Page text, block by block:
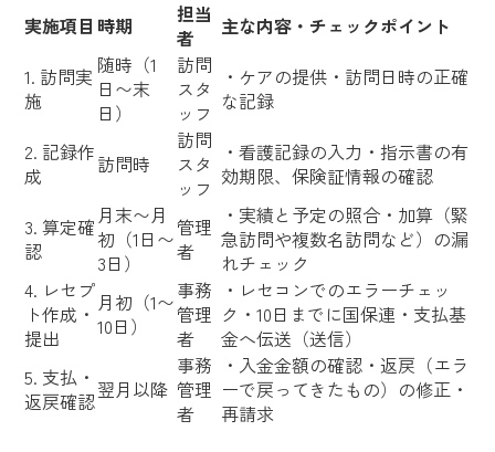
実施項目 時期
担当
者
主な内容・チェックポイント
1. 訪問実
施
随時（1
日〜末
日）
訪問
スタ
ッフ
・ケアの提供・訪問日時の正確
な記録
2. 記録作
成
訪問時
訪問
スタ
ッフ
・看護記録の入力・指示書の有
効期限、保険証情報の確認
3. 算定確
認
月末〜月
初（1日〜
3日）
管理
者
・実績と予定の照合・加算（緊
急訪問や複数名訪問など）の漏
れチェック
4. レセプ
ト作成・
提出
月初（1〜
10日）
事務
管理
者
・レセコンでのエラーチェッ
ク・10日までに国保連・支払基
金へ伝送（送信）
5. 支払・
返戻確認翌月以降
事務
管理
者
・入金金額の確認・返戻（エラ
ーで戻ってきたもの）の修正・
再請求